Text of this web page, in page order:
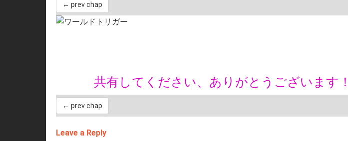
← prev chap
共有してください、ありがとうございます！
← prev chap
Leave a Reply